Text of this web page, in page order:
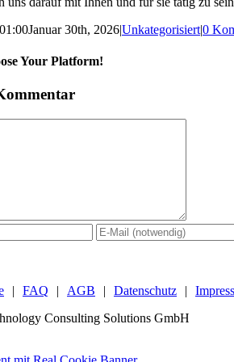
Januar 30th, 2026|Unkategorisiert|0
Your Platform!
| FAQ | AGB | Datenschutz |
Consulting Solutions GmbH